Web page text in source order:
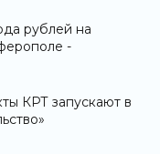
рублей на
-
КРТ запускают в